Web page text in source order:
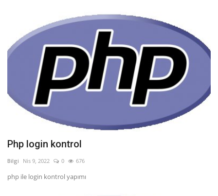
Php login kontrol
Bilgi Nis 9, 2022 0 676
php ile login kontrol yapımı